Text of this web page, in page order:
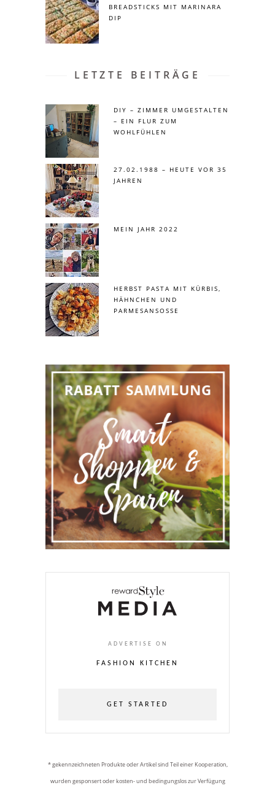
BREADSTICKS MIT MARINARA
DIP
LETZTE BEITRÄGE
DIY – ZIMMER UMGESTALTEN
– EIN FLUR ZUM
WOHLFÜHLEN
27.02.1988 – HEUTE VOR 35
JAHREN
MEIN JAHR 2022
HERBST PASTA MIT KÜRBIS,
HÄHNCHEN UND
PARMESANSOSSE
ADVERTISE ON
FASHION KITCHEN
GET STARTED
* gekennzeichneten Produkte oder Artikel sind Teil einer Kooperation,
wurden gesponsert oder kosten- und bedingungslos zur Verfügung